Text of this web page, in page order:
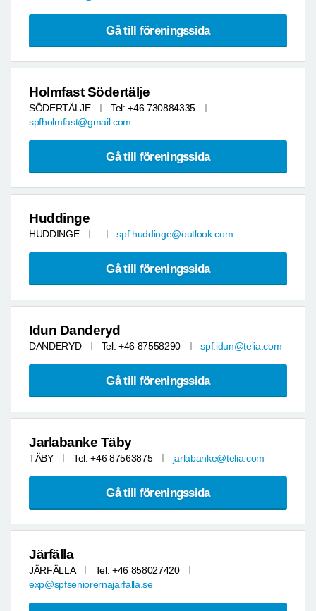
Gå till föreningssida
Holmfast Södertälje
SÖDERTÄLJE
Tel: +46 730884335
spfholmfast@gmail.com
Gå till föreningssida
Huddinge
HUDDINGE spf.huddinge@outlook.com
Gå till föreningssida
Idun Danderyd
DANDERYD Tel: +46 87558290 spf.idun@telia.com
Gå till föreningssida
Jarlabanke Täby
TÄBY Tel: +46 87563875 jarlabanke@telia.com
Gå till föreningssida
Järfälla
JÄRFÄLLA
Tel: +46 858027420
exp@spfseniorernajarfalla.se